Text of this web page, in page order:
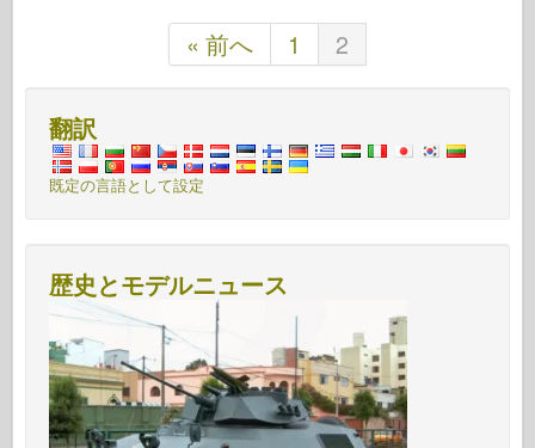
« 前へ 1 2
翻訳
既定の言語として設定
歴史とモデルニュース